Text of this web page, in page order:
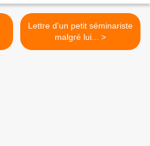
Lettre d'un petit séminariste
malgré lui... >